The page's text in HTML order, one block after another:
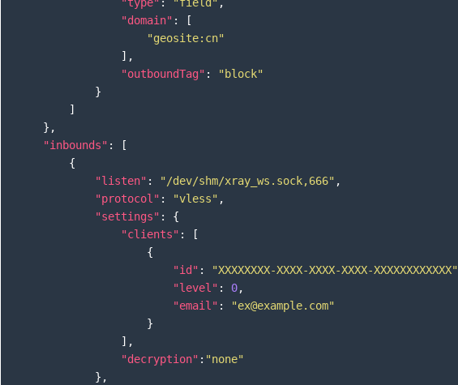
"domain" :
[
"geosite:cn"
] ,
"outboundTag" :
"block"
}
]
} ,
"inbounds" :
[
{
"listen" : "/dev/shm/xray_ws.sock,666" ,
"protocol" : "vless" ,
"settings" :
{
"clients" :
[
{
"id" :
"XXXXXXXX-XXXX-XXXX-XXXX-XXXXXXXXXXXX"
"level" : 0,
"email" :
"ex@example.com"
}
] ,
"decryption" : "none"
} ,